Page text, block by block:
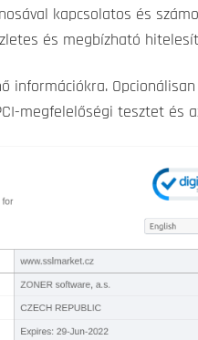
kapcsolatos és
és megbízható
megfelelőségi tesztet és